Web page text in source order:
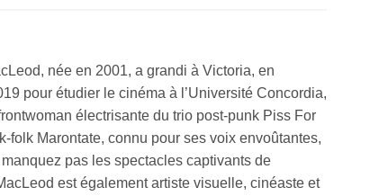
née en 2001, a grandi à Victoria, en
pour étudier le cinéma à l’Université Concordia,
électrisante du trio post-punk Piss For
folk Marontate, connu pour ses voix envoûtantes,
pas les spectacles captivants de
est également artiste visuelle, cinéaste et